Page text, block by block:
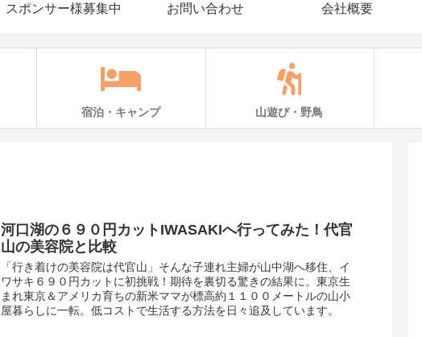
スポンサー様募集中 お問い合わせ 会社概要
宿泊・キャンプ 山遊び・野鳥
河口湖の６９０円カットIWASAKIへ行ってみた！代官
山の美容院と比較
「行き着けの美容院は代官山」そんな子連れ主婦が山中湖へ移住、イ
ワサキ６９０円カットに初挑戦！期待を裏切る驚きの結果に。東京生
まれ東京＆アメリカ育ちの新米ママが標高約１１００メートルの山小
屋暮らしに一転。低コストで生活する方法を日々追及しています。